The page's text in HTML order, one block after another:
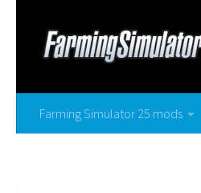
Farming Simulator 25 mods